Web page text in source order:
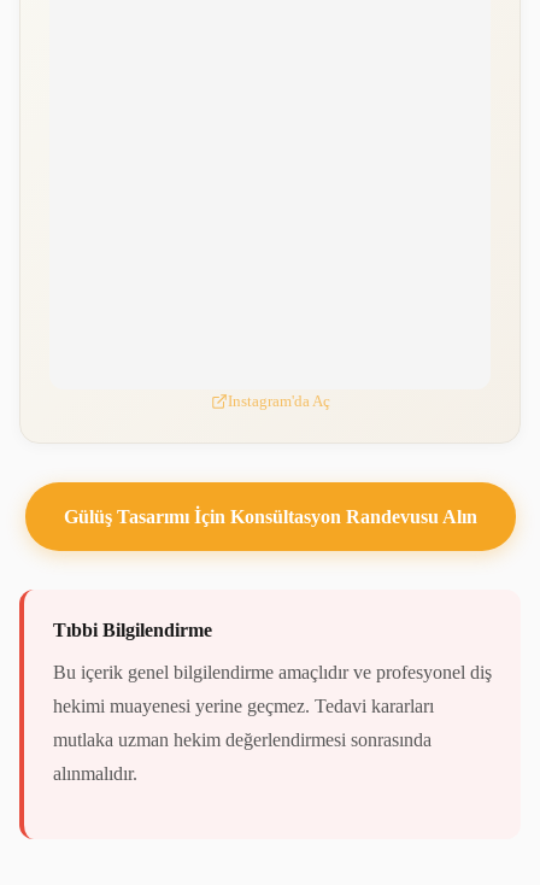
Instagram'da Aç
Gülüş Tasarımı İçin Konsültasyon Randevusu Alın
Tıbbi Bilgilendirme
Bu içerik genel bilgilendirme amaçlıdır ve profesyonel diş
hekimi muayenesi yerine geçmez. Tedavi kararları
mutlaka uzman hekim değerlendirmesi sonrasında
alınmalıdır.